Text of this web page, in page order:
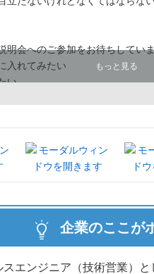
明会へのご参加をお待ちして
入れてみたい
い
度・環境を大切にしたい
もっと見る
企業のここが
エンジニア（技術営業）